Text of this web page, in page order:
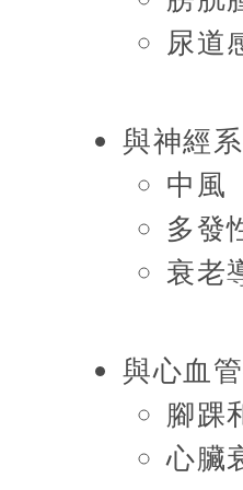
尿道
與神經
中風
多發
衰老
與心血
腳踝
心臟